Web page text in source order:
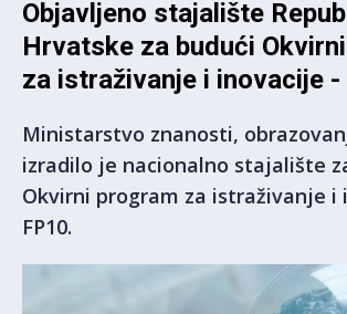
Objavljeno stajalište
Hrvatske za budući
za istraživanje i inovacije -
Ministarstvo znanosti,
izradilo je nacionalno stajalište
Okvirni program za istraživanje i
FP10.